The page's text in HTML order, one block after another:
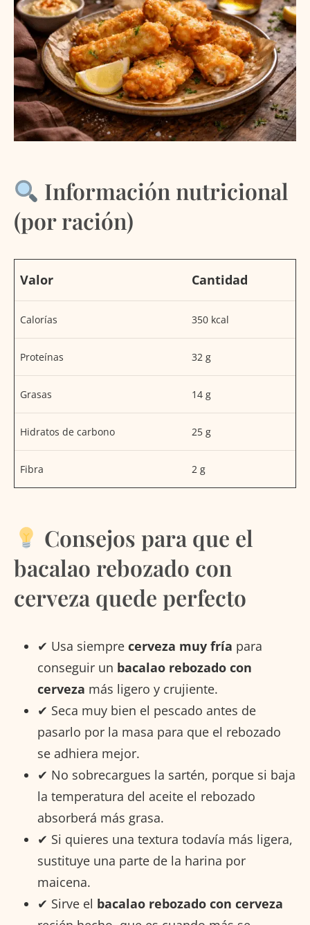
Información nutricional
(por ración)
Valor Cantidad
Calorías 350 kcal
Proteínas 32 g
Grasas 14 g
Hidratos de carbono 25 g
Fibra 2 g
Consejos para que el
bacalao rebozado con
cerveza quede perfecto
✔ Usa siempre cerveza muy fría para
conseguir un bacalao rebozado con
cerveza más ligero y crujiente.
✔ Seca muy bien el pescado antes de
pasarlo por la masa para que el rebozado
se adhiera mejor.
✔ No sobrecargues la sartén, porque si baja
la temperatura del aceite el rebozado
absorberá más grasa.
✔ Si quieres una textura todavía más ligera,
sustituye una parte de la harina por
maicena.
✔ Sirve el bacalao rebozado con cerveza